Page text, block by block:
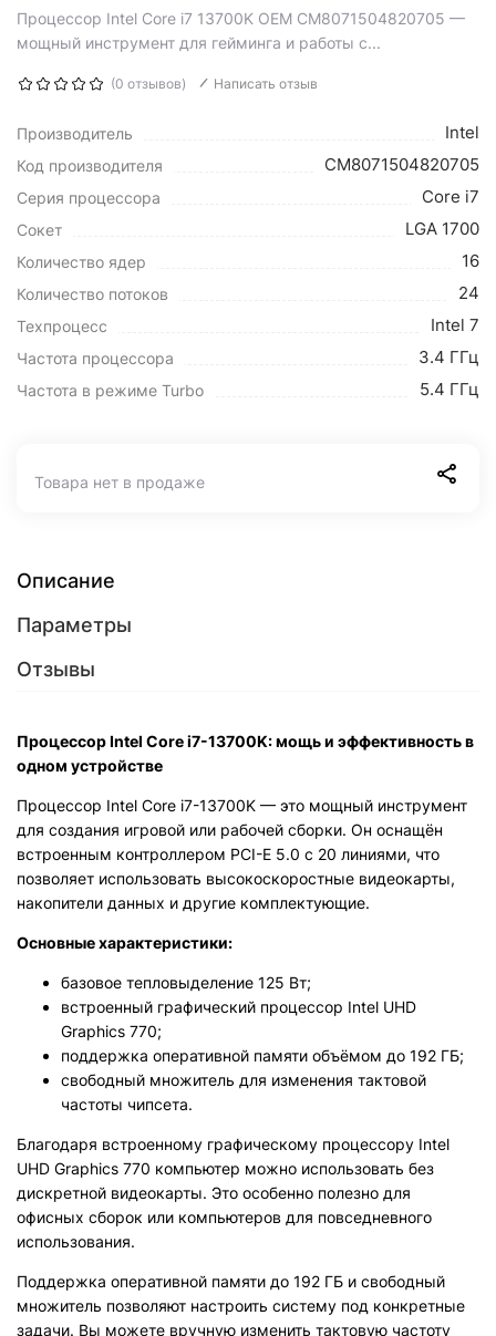
Процессор Intel Core i7 13700K OEM CM8071504820705 —
мощный инструмент для гейминга и работы с...
(0 отзывов) Написать отзыв
Производитель Intel
Код производителя CM8071504820705
Серия процессора Core i7
Сокет LGA 1700
Количество ядер 16
Количество потоков 24
Техпроцесс Intel 7
Частота процессора 3.4 ГГц
Частота в режиме Turbo 5.4 ГГц
Товара нет в продаже
Описание
Параметры
Отзывы
Процессор Intel Core i7-13700K: мощь и эффективность в
одном устройстве
Процессор Intel Core i7-13700K — это мощный инструмент
для создания игровой или рабочей сборки. Он оснащён
встроенным контроллером PCI-E 5.0 с 20 линиями, что
позволяет использовать высокоскоростные видеокарты,
накопители данных и другие комплектующие.
Основные характеристики:
базовое тепловыделение 125 Вт;
встроенный графический процессор Intel UHD
Graphics 770;
поддержка оперативной памяти объёмом до 192 ГБ;
свободный множитель для изменения тактовой
частоты чипсета.
Благодаря встроенному графическому процессору Intel
UHD Graphics 770 компьютер можно использовать без
дискретной видеокарты. Это особенно полезно для
офисных сборок или компьютеров для повседневного
использования.
Поддержка оперативной памяти до 192 ГБ и свободный
множитель позволяют настроить систему под конкретные
задачи. Вы можете вручную изменить тактовую частоту